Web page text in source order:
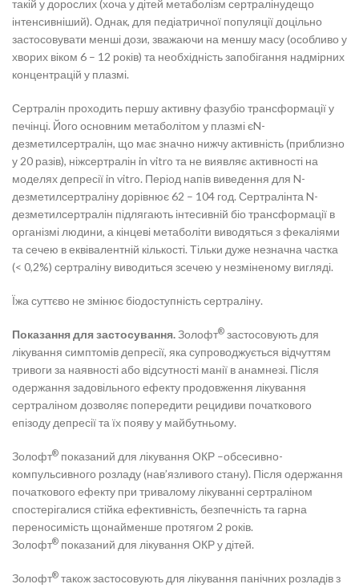
такій у дорослих (хоча у дітей метаболізм сертралінудещо
інтенсивніший). Однак, для педіатричної популяції доцільно
застосовувати менші дози, зважаючи на меншу масу (особливо у
хворих віком 6 – 12 років) та необхідність запобігання надмірних
концентрацій у плазмі.
Сертралін проходить першу активну фазубіо трансформації у
печінці. Його основним метаболітом у плазмі єN-
дезметилсертралін, що має значно нижчу активність (приблизно
у 20 разів), ніжсертралін in vitro та не виявляє активності на
моделях депресії in vitro. Період напів виведення для N-
дезметилсертраліну дорівнює 62 – 104 год. Сертралінта N-
дезметилсертралін підлягають інтесивній біо трансформації в
організмі людини, а кінцеві метаболіти виводяться з фекаліями
та сечею в еквівалентній кількості. Тільки дуже незначна частка
(< 0,2%) сертраліну виводиться зсечею у незміненому вигляді.
Їжа суттєво не змінює біодоступність сертраліну.
Показання для застосування.Золофт® застосовують для
лікування симптомів депресії, яка супроводжується відчуттям
тривоги за наявності або відсутності манії в анамнезі. Після
одержання задовільного ефекту продовження лікування
сертраліном дозволяє попередити рецидиви початкового
епізоду депресії та їх появу у майбутньому.
Золофт® показаний для лікування ОКР –обсесивно-
компульсивного розладу (нав’язливого стану). Після одержання
початкового ефекту при тривалому лікуванні сертраліном
спостерігалися стійка ефективність, безпечність та гарна
переносимість щонайменше протягом 2 років.
Золофт® показаний для лікування ОКР у дітей.
Золофт® також застосовують для лікування панічних розладів з